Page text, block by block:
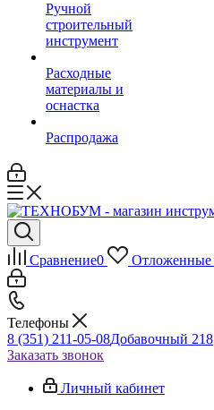
Ручной
строительный
инструмент
Расходные
материалы и
оснастка
Распродажа
Сравнение0 Отложенные
Телефоны
8 (351) 211-05-08Добавочный 218
Заказать звонок
Личный кабинет